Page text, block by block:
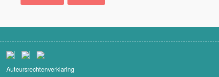
Auteursrechtenverklaring